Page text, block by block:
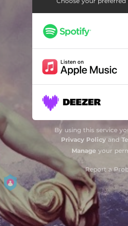
Hämärtää
Sairaus
Auringolle
Lähde ja jää
By using this service
Privacy Policyand
Manage your
Report a